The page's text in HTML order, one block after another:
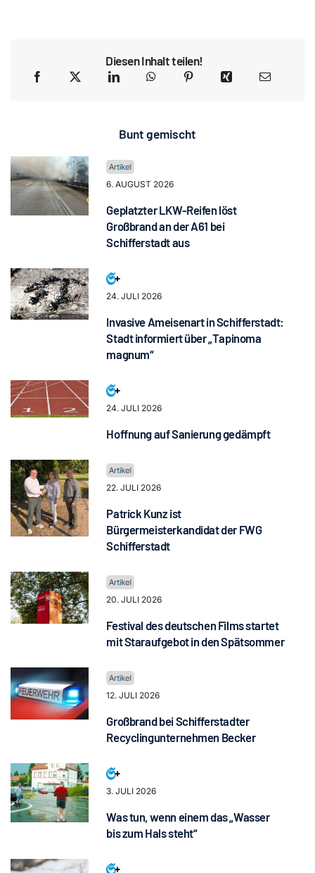
Diesen Inhalt teilen!
Bunt gemischt
6. AUGUST 2026
Geplatzter LKW-Reifen löst
Großbrand an der A61 bei
Schifferstadt aus
24. JULI 2026
Invasive Ameisenart in Schifferstadt:
Stadt informiert über „Tapinoma
magnum“
24. JULI 2026
Hoffnung auf Sanierung gedämpft
22. JULI 2026
Patrick Kunz ist
Bürgermeisterkandidat der FWG
Schifferstadt
20. JULI 2026
Festival des deutschen Films startet
mit Staraufgebot in den Spätsommer
12. JULI 2026
Großbrand bei Schifferstadter
Recyclingunternehmen Becker
3. JULI 2026
Was tun, wenn einem das „Wasser
bis zum Hals steht“